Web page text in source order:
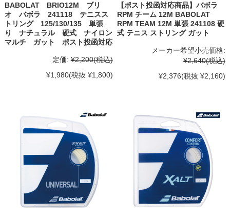
BABOLAT BRIO12M ブリ
オ バボラ 241118 テニスス
トリング 125/130/135 単張
り ナチュラル 硬式 ナイロン
マルチ ガット ポスト投函対応
定価: ¥2,200(税込)
¥1,980(税抜 ¥1,800)
【ポスト投函対応商品】バボラ
RPM チーム 12M BABOLAT
RPM TEAM 12M 単張 241108 硬
式 テニス ストリング ガット
メーカー希望小売価格:
¥2,640(税込)
¥2,376(税抜 ¥2,160)